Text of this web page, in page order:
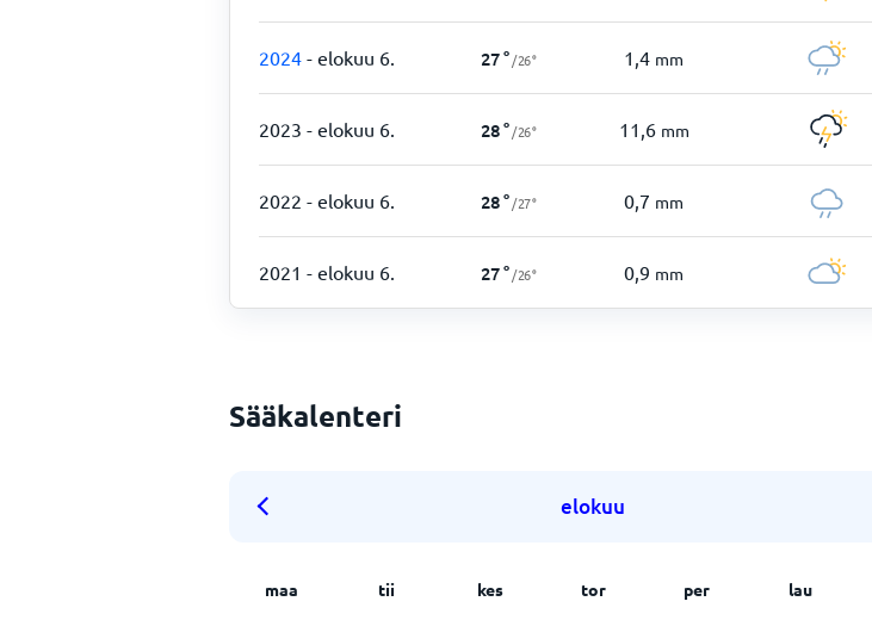
2024 - elokuu 6. 27° /26° 1,4 mm
2023 - elokuu 6. 28° /26° 11,6 mm
2022 - elokuu 6. 28° /27° 0,7 mm
2021 - elokuu 6. 27° /26° 0,9 mm
Sääkalenteri
elokuu
maa tii kes tor per lau